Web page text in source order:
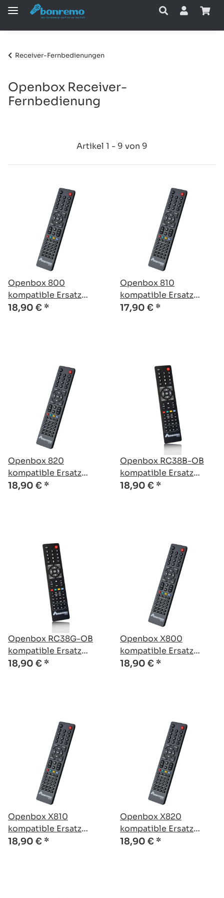
Receiver-Fernbedienungen
Openbox Receiver-
Fernbedienung
Artikel 1 - 9 von 9
Openbox 800
kompatible Ersatz
Fernbedienung
18,90 € *
Openbox 810
kompatible Ersatz
Fernbedienung
17,90 € *
Openbox 820
kompatible Ersatz
Fernbedienung
18,90 € *
Openbox RC38B-OB
kompatible Ersatz
Fernbedienung
18,90 € *
Openbox RC38G-OB
kompatible Ersatz
Fernbedienung
18,90 € *
Openbox X800
kompatible Ersatz
Fernbedienung
18,90 € *
Openbox X810
kompatible Ersatz
Fernbedienung
18,90 € *
Openbox X820
kompatible Ersatz
Fernbedienung
18,90 € *